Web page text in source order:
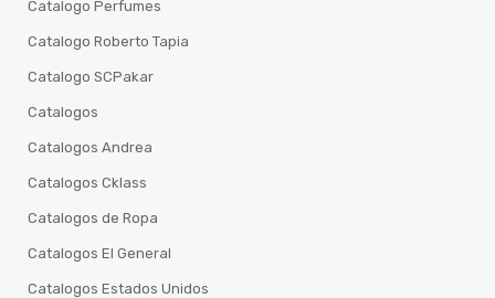
Catalogo Perfumes
Catalogo Roberto Tapia
Catalogo SCPakar
Catalogos
Catalogos Andrea
Catalogos Cklass
Catalogos de Ropa
Catalogos El General
Catalogos Estados Unidos